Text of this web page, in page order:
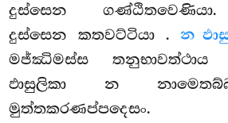
දුස්සෙන
දුස්සෙන කතවට්ටියා .න
මජ්ඣිමස්ස තනුභාවත්ථාය
ඵාසුලිකා න